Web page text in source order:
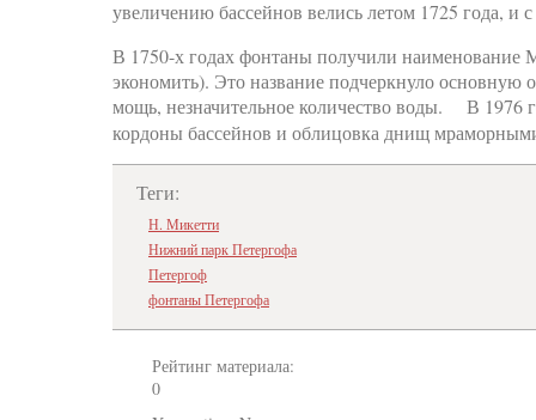
увеличению бассейнов велись летом 1725 года,
В 1750-х годах фонтаны получили наименование
экономить). Это название подчеркнуло
мощь, незначительное количество воды. В 1976
кордоны бассейнов и облицовка днищ
Теги:
Н. Микетти
Нижний парк Петергофа
Петергоф
фонтаны Петергофа
Рейтинг материала:
0